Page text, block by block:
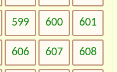
599 600 601
606 607 608